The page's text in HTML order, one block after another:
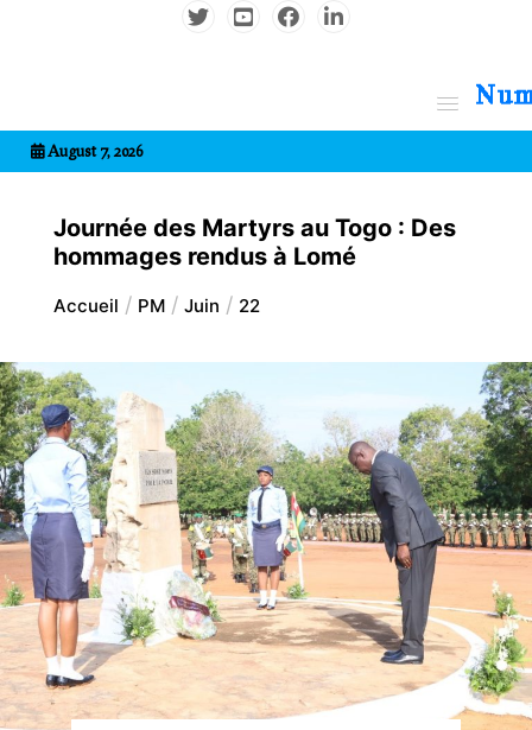
August 7, 2026
Journée des Martyrs au Togo : Des
hommages rendus à Lomé
Accueil PM Juin 22